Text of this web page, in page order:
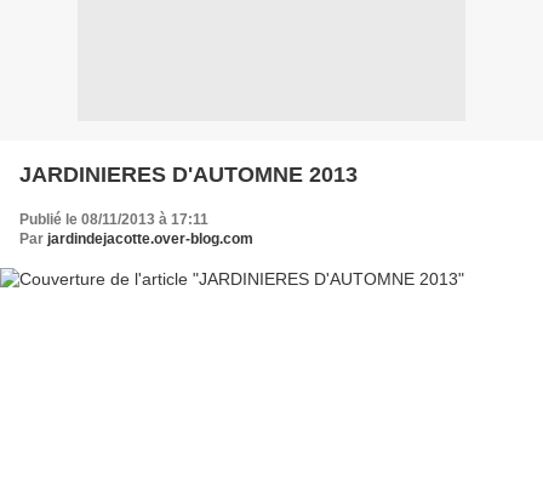
JARDINIERES D'AUTOMNE 2013
Publié le 08/11/2013 à 17:11
Par jardindejacotte.over-blog.com